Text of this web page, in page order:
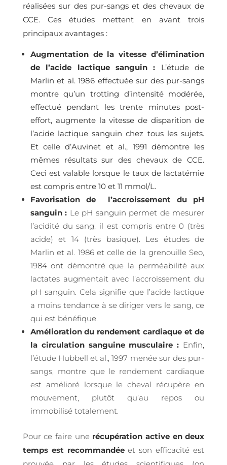
réalisées sur des pur-sangs et des chevaux de
CCE. Ces études mettent en avant trois
principaux avantages :
Augmentation de la vitesse d’élimination
de l’acide lactique sanguin : L’étude de
Marlin et al. 1986 effectuée sur des pur-sangs
montre qu’un trotting d’intensité modérée,
effectué pendant les trente minutes post-
effort, augmente la vitesse de disparition de
l’acide lactique sanguin chez tous les sujets.
Et celle d’Auvinet et al., 1991 démontre les
mêmes résultats sur des chevaux de CCE.
Ceci est valable lorsque le taux de lactatémie
est compris entre 10 et 11 mmol/L.
Favorisation de l’accroissement du pH
sanguin : Le pH sanguin permet de mesurer
l’acidité du sang, il est compris entre 0 (très
acide) et 14 (très basique). Les études de
Marlin et al. 1986 et celle de la grenouille Seo,
1984 ont démontré que la perméabilité aux
lactates augmentait avec l’accroissement du
pH sanguin. Cela signifie que l’acide lactique
a moins tendance à se diriger vers le sang, ce
qui est bénéfique.
Amélioration du rendement cardiaque et de
la circulation sanguine musculaire : Enfin,
l’étude Hubbell et al., 1997 menée sur des pur-
sangs, montre que le rendement cardiaque
est amélioré lorsque le cheval récupère en
mouvement, plutôt qu’au repos ou
immobilisé totalement.
Pour ce faire une récupération active en deux
temps est recommandéeet son efficacité est